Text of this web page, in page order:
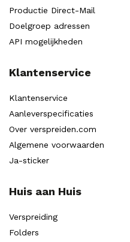
Productie Direct-Mail
Doelgroep adressen
API mogelijkheden
Klantenservice
Klantenservice
Aanleverspecificaties
Over verspreiden.com
Algemene voorwaarden
Ja-sticker
Huis aan Huis
Verspreiding
Folders